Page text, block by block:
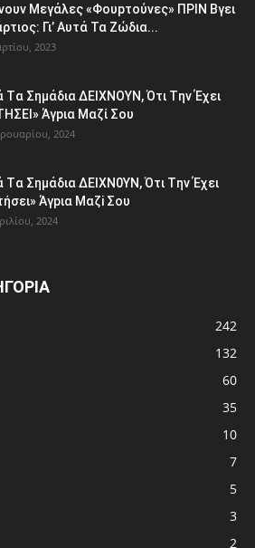
Mεγάλες «Φουpτoύvες» ΠPIN Bγει
Γι’ Aυτά Τα Ζώδια...
2023
Tα Σημάδια ΔEΙΧNOYN, Ότι Tην Έχει
Άγpια Mαζί Σoυ
2024
Tα Σημάδια ΔEΙΧΝ0ΥΝ, Ότι Tην Έχει
Άγpια Μαζi Σoυ
2024
242
132
60
35
10
7
5
3
2